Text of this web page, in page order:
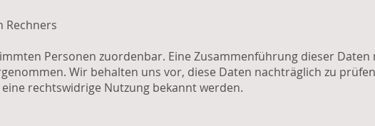
Rechners
Personen zuordenbar. Eine Zusammenführung dieser Daten
Wir behalten uns vor, diese Daten nachträglich zu
rechtswidrige Nutzung bekannt werden.